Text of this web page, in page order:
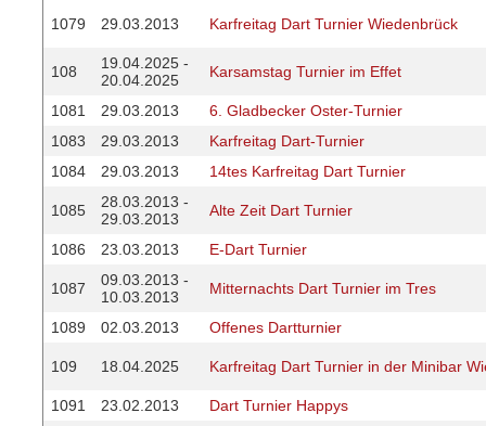
1079 29.03.2013 Karfreitag Dart Turnier Wiedenbrück
108
19.04.2025 -
20.04.2025
Karsamstag Turnier im Effet
1081 29.03.2013
6. Gladbecker Oster-Turnier
1083
29.03.2013
Karfreitag Dart-Turnier
1084
29.03.2013 14tes Karfreitag Dart Turnier
1085
28.03.2013 -
29.03.2013
Alte Zeit Dart Turnier
1086 23.03.2013 E-Dart Turnier
1087
09.03.2013 -
10.03.2013
Mitternachts Dart Turnier im Tres
1089 02.03.2013 Offenes Dartturnier
109 18.04.2025 Karfreitag Dart Turnier in der Minibar
1091 23.02.2013
Dart Turnier Happys